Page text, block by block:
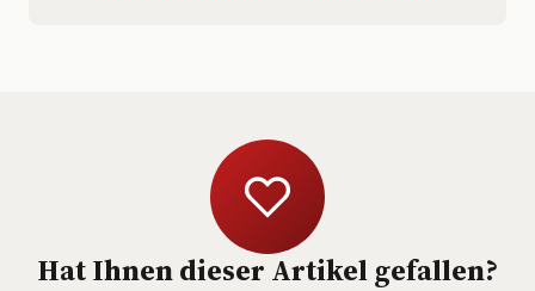
Hat Ihnen dieser Artikel gefallen?